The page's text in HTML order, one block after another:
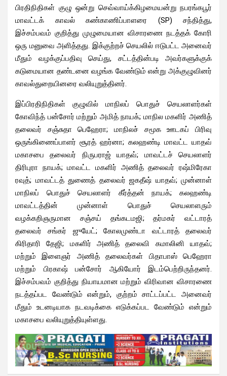
பிரதிநிதிகள் குழு ஒன்று செவ்வாய்க்கிழமையன்று நபரங்கபூர்
மாவட்டக் காவல் கண்காணிப்பாளரை (SP) சந்தித்து,
இச்சம்பவம் குறித்து முழுமையான விசாரணை நடத்தக் கோரி
ஒரு மனுவை அளித்தது. இக்குற்றச் செயலில் ஈடுபட்ட அனைவர்
மீதும் வழக்குப்பதிவு செய்து, சட்டத்தின்படி அவர்களுக்குக்
கடுமையான தண்டனை வழங்க வேண்டும் என்று அக்குழுவினர்
காவல்துறையினரை வலியுறுத்தினர்.
இப்பிரதிநிதிகள் குழுவில் மாநிலப் பொதுச் செயலாளர்கள்
கோவிந்த் பன்சோர் மற்றும் அமித் நாயக்; மாநில மகளிர் அணித்
தலைவர் சஞ்சுதா பெஹேரா; மாநிலச் சமூக ஊடகப் பிரிவு
ஒருங்கிணைப்பாளர் சூரத் ஹர்னா; கலஹண்டி மாவட்ட யாதவ்
மகாசபை தலைவர் நிருபராஜ் யாதவ்; மாவட்டச் செயலாளர்
திரிபுரா நாயக்; மாவட்ட மகளிர் அணித் தலைவர் ரஷ்மிரேகா
ரவுத்; மாவட்டத் துணைத் தலைவர் ஜகதீஷ் யாதவ்; முன்னாள்
மாநிலப் பொதுச் செயலாளர் கீர்த்தன் நாயக்; கலஹண்டி
மாவட்டத்தின் முன்னாள் பொதுச் செயலாளரும்
வழக்கறிஞருமான சஞ்சய் தங்கடமஜி; தர்மகர் வட்டாரத்
தலைவர் சங்கர் ஜுயேட்; கோலமுண்டா வட்டாரத் தலைவர்
கிரிதாரி தேஜி; மகளிர் அணித் தலைவி கமாலினி யாதவ்;
மற்றும் இளைஞர் அணித் தலைவர்கள் பிதாபாஸ் பெஹேரா
மற்றும் பிரகாஷ் பன்சோர் ஆகியோர் இடம்பெற்றிருந்தனர்.
இச்சம்பவம் குறித்து நியாயமான மற்றும் விரிவான விசாரணை
நடத்தப்பட வேண்டும் என்றும், குற்றம் சாட்டப்பட்ட அனைவர்
மீதும் உடனடியாக நடவடிக்கை எடுக்கப்பட வேண்டும் என்றும்
மகாசபை வலியுறுத்தியுள்ளது.